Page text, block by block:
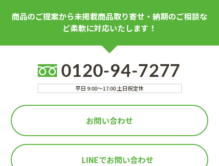
商品のご提案から未掲載商品取り寄せ・納期のご相談な
ど柔軟に対応いたします！
0120-94-7277
平日 9:00～17:00 土日祝定休
お問い合わせ
LINEでお問い合わせ